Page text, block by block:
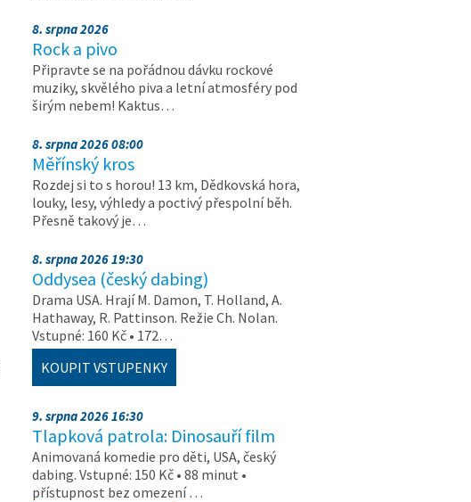
8. srpna 2026
Rock a pivo
Připravte se na pořádnou dávku rockové
muziky, skvělého piva a letní atmosféry pod
širým nebem! Kaktus…
8. srpna 2026 08:00
Měřínský kros
Rozdej si to s horou! 13 km, Dědkovská hora,
louky, lesy, výhledy a poctivý přespolní běh.
Přesně takový je…
8. srpna 2026 19:30
Oddysea (český dabing)
Drama USA. Hrají M. Damon, T. Holland, A.
Hathaway, R. Pattinson. Režie Ch. Nolan.
Vstupné: 160 Kč • 172…
KOUPIT VSTUPENKY
9. srpna 2026 16:30
Tlapková patrola: Dinosauří film
Animovaná komedie pro děti, USA, český
dabing. Vstupné: 150 Kč • 88 minut •
přístupnost bez omezení …